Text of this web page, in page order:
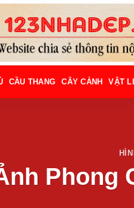
CẦU THANG CÂY CẢNH VẬT
Phong